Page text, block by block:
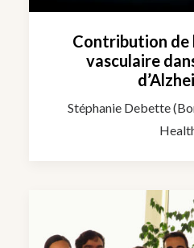
Contribution de
vasculaire
Stéphanie Debette